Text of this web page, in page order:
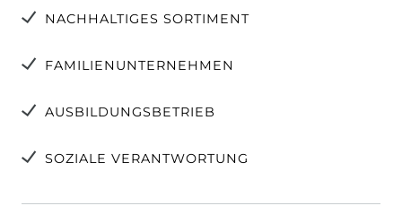
NACHHALTIGES SORTIMENT
FAMILIENUNTERNEHMEN
AUSBILDUNGSBETRIEB
SOZIALE VERANTWORTUNG